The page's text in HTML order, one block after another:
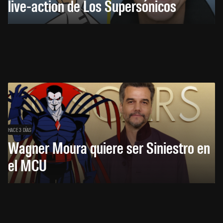
live-action de Los Supersónicos
HACE 3 DÍAS
Wagner Moura quiere ser Siniestro en
el MCU